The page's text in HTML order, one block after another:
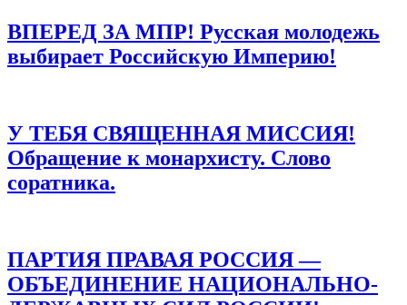
ВПЕРЕД ЗА МПР! Русская молодежь
выбирает Российскую Империю!
У ТЕБЯ СВЯЩЕННАЯ МИССИЯ!
Обращение к монархисту. Слово
соратника.
ПАРТИЯ ПРАВАЯ РОССИЯ —
ОБЪЕДИНЕНИЕ НАЦИОНАЛЬНО-